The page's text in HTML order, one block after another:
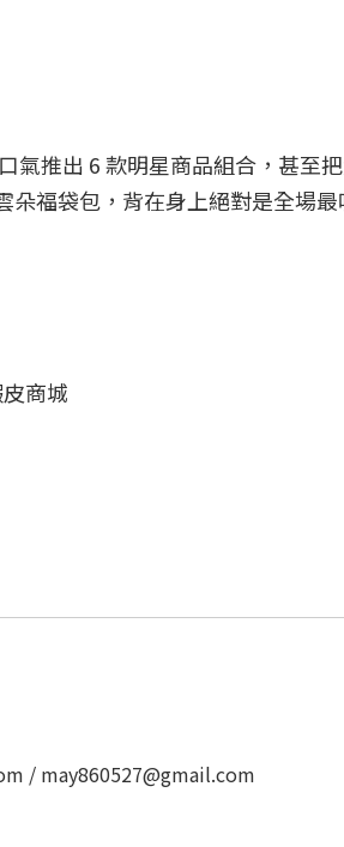
推出 6 款明星商品組合，甚至
朵福袋包，背在身上絕對是全場
商城
/ may860527@gmail.com